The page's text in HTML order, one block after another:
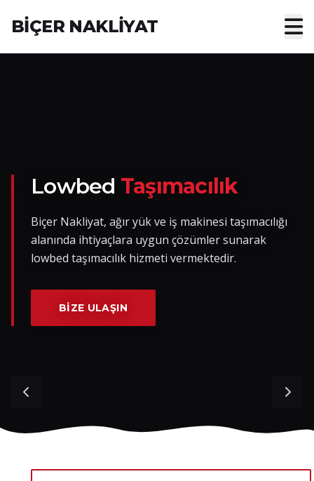
BİÇER NAKLİYAT
Nakliye Yük İlanları
İletişim
Lowbed Taşımacılık
Biçer Nakliyat, ağır yük ve iş makinesi taşımacılığı
alanında ihtiyaçlara uygun çözümler sunarak
lowbed taşımacılık hizmeti vermektedir.
BIZE ULAŞIN